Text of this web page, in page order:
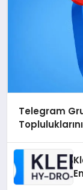
Telegram